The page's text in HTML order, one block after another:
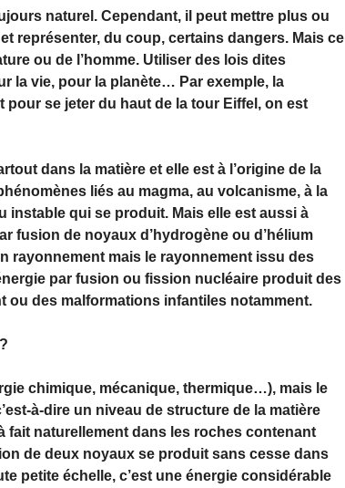
naturel. Cependant, il peut mettre plus ou
représenter, du coup, certains dangers. Mais ce
ou de l’homme. Utiliser des lois dites
la vie, pour la planète… Par exemple, la
pour se jeter du haut de la tour Eiffel, on est
dans la matière et elle est à l’origine de la
liés au magma, au volcanisme, à la
instable qui se produit. Mais elle est aussi à
fusion de noyaux d’hydrogène ou d’hélium
rayonnement mais le rayonnement issu des
par fusion ou fission nucléaire produit des
des malformations infantiles notamment.
chimique, mécanique, thermique…), mais le
à-dire un niveau de structure de la matière
fait naturellement dans les roches contenant
de deux noyaux se produit sans cesse dans
petite échelle, c’est une énergie considérable